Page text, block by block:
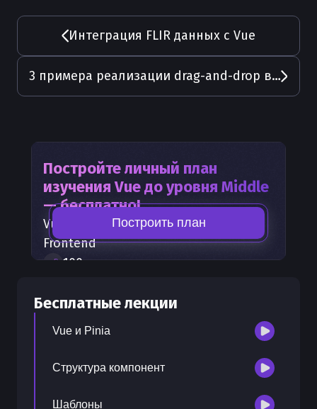
Интеграция FLIR данных с Vue
3 примера реализации drag-and-drop во Vue
Постройте личный план
изученияVueдо уровня Middle
— бесплатно!
Vue
— часть карты развития
Frontend
100+шагов развития
300 бонусных рублей
Построить план
Бесплатные лекции
Vue и Pinia
Структура компонент
Шаблоны